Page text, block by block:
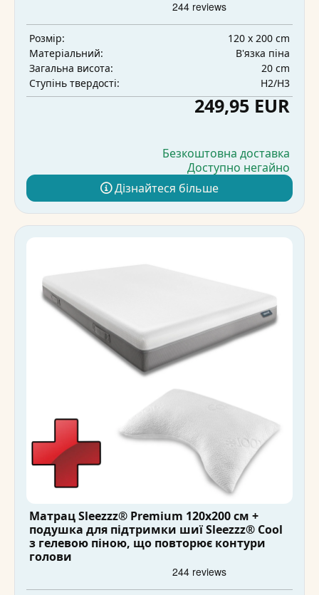
Розмір:
120 x 200 cm
Матеріальний:
В'язка піна
Загальна висота:
20 cm
Ступінь твердості:
H2/H3
249,95 EUR
Безкоштовна доставка
Доступно негайно
Дізнайтеся більше
Матрац Sleezzz® Premium 120x200 см +
подушка для підтримки шиї Sleezzz® Cool
з гелевою піною, що повторює контури
голови